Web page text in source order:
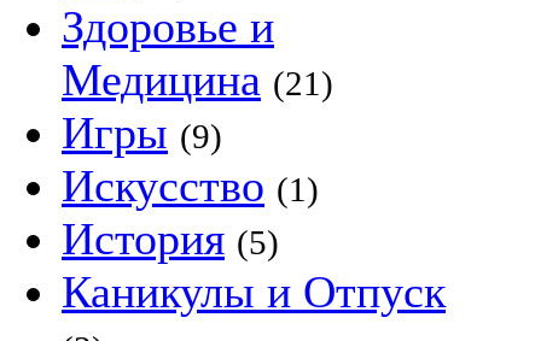
Здоровье и
Медицина (21)
Игры (9)
Искусство (1)
История (5)
Каникулы и Отпуск